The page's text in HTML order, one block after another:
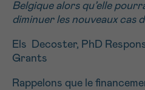
Belgique alors qu’elle
diminuer les nouveaux cas
Els Decoster, PhD
Grants
Rappelons que le